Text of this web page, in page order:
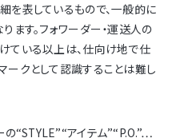
を表しているもので、一般的に
ます。フォワーダー・運送人の
ている以上は、仕向け地で仕
ークとして認識することは難し
の“STYLE”“アイテム”“P.O.”…